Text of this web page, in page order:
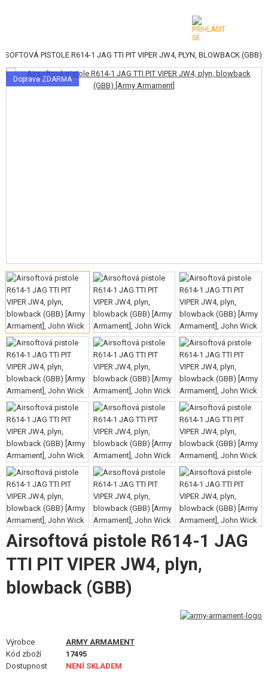
KATEGORIE
AIRSOFTOVÉ ZBRANĚ
VÝSTROJ, UNIFORMY, POUZDRA
MASKOVÁNÍ, BARVY, PÁSKY
VYSÍLAČKY, HEADSETY, KAMERY
DOPLŇKY KE ZBRANÍM, POPRUHY
NÁHRADNÍ DÍLY, UPGRADE
SERVIS A ÚDRŽBA ZBRANÍ
SEBEOBRANA, VÝCVIK, NOŽE
TERČE, STŘELNICE
OUTDOOR A BUSHCRAFT
JÍDLO
STAVEBNICE, MODELY
REKLAMNÍ PŘEDMĚTY
POŠKOZENÉ, POUŽITÉ ZBOŽÍ
SLEVY, AKCE
PISTOLE R614-1 JAG TTI PIT VIPER JW4, PLYN, BLOWBACK (GBB)
Doprava ZDARMA
Airsoftová pistole R614-1 JAG
TTI PIT VIPER JW4, plyn,
blowback (GBB)
Výrobce
ARMY ARMAMENT
Kód zboží
17495
Dostupnost
NENÍ SKLADEM